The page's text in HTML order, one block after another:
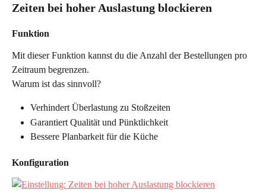
Zeiten bei hoher Auslastung blockieren
Funktion
Mit dieser Funktion kannst du die Anzahl der Bestellungen pro
Zeitraum begrenzen.
Warum ist das sinnvoll?
Verhindert Überlastung zu Stoßzeiten
Garantiert Qualität und Pünktlichkeit
Bessere Planbarkeit für die Küche
Konfiguration